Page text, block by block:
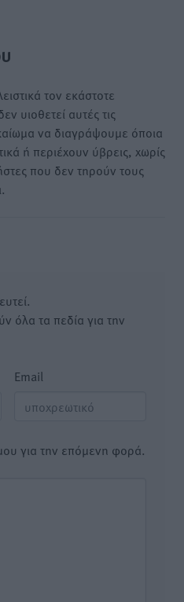
τον εκάστοτε
υιοθετεί αυτές τις
να διαγράψουμε όποια
ή περιέχουν ύβρεις, χωρίς
που δεν τηρούν τους
όλα τα πεδία για την
Email
για την επόμενη φορά.